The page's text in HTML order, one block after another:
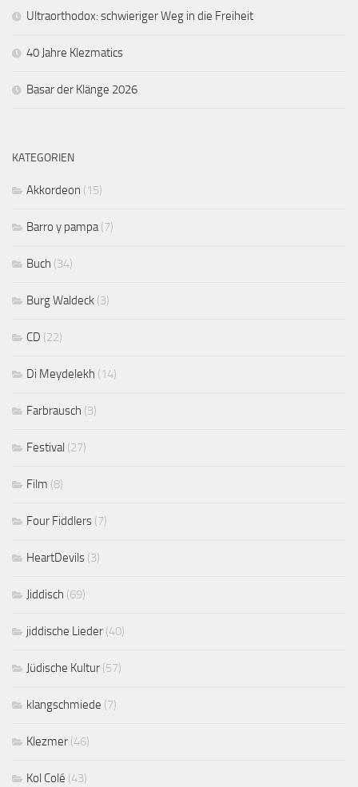
Ultraorthodox: schwieriger Weg in die Freiheit
40 Jahre Klezmatics
Basar der Klänge 2026
KATEGORIEN
Akkordeon (15)
Barro y pampa(7)
Buch (34)
Burg Waldeck (3)
CD (22)
Di Meydelekh (14)
Farbrausch (3)
Festival (27)
Film (8)
Four Fiddlers (7)
HeartDevils (3)
Jiddisch (69)
jiddische Lieder (40)
Jüdische Kultur (57)
klangschmiede (7)
Klezmer (46)
Kol Colé (43)